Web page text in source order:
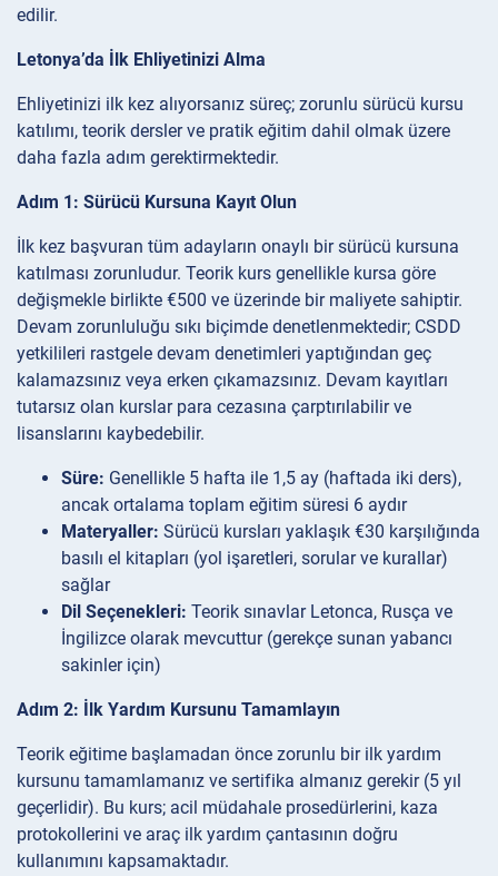
edilir.
Letonya’da İlk Ehliyetinizi Alma
Ehliyetinizi ilk kez alıyorsanız süreç; zorunlu sürücü kursu
katılımı, teorik dersler ve pratik eğitim dahil olmak üzere
daha fazla adım gerektirmektedir.
Adım 1: Sürücü Kursuna Kayıt Olun
İlk kez başvuran tüm adayların onaylı bir sürücü kursuna
katılması zorunludur. Teorik kurs genellikle kursa göre
değişmekle birlikte €500 ve üzerinde bir maliyete sahiptir.
Devam zorunluluğu sıkı biçimde denetlenmektedir; CSDD
yetkilileri rastgele devam denetimleri yaptığından geç
kalamazsınız veya erken çıkamazsınız. Devam kayıtları
tutarsız olan kurslar para cezasına çarptırılabilir ve
lisanslarını kaybedebilir.
Süre: Genellikle 5 hafta ile 1,5 ay (haftada iki ders),
ancak ortalama toplam eğitim süresi 6 aydır
Materyaller: Sürücü kursları yaklaşık €30 karşılığında
basılı el kitapları (yol işaretleri, sorular ve kurallar)
sağlar
Dil Seçenekleri: Teorik sınavlar Letonca, Rusça ve
İngilizce olarak mevcuttur (gerekçe sunan yabancı
sakinler için)
Adım 2: İlk Yardım Kursunu Tamamlayın
Teorik eğitime başlamadan önce zorunlu bir ilk yardım
kursunu tamamlamanız ve sertifika almanız gerekir (5 yıl
geçerlidir). Bu kurs; acil müdahale prosedürlerini, kaza
protokollerini ve araç ilk yardım çantasının doğru
kullanımını kapsamaktadır.